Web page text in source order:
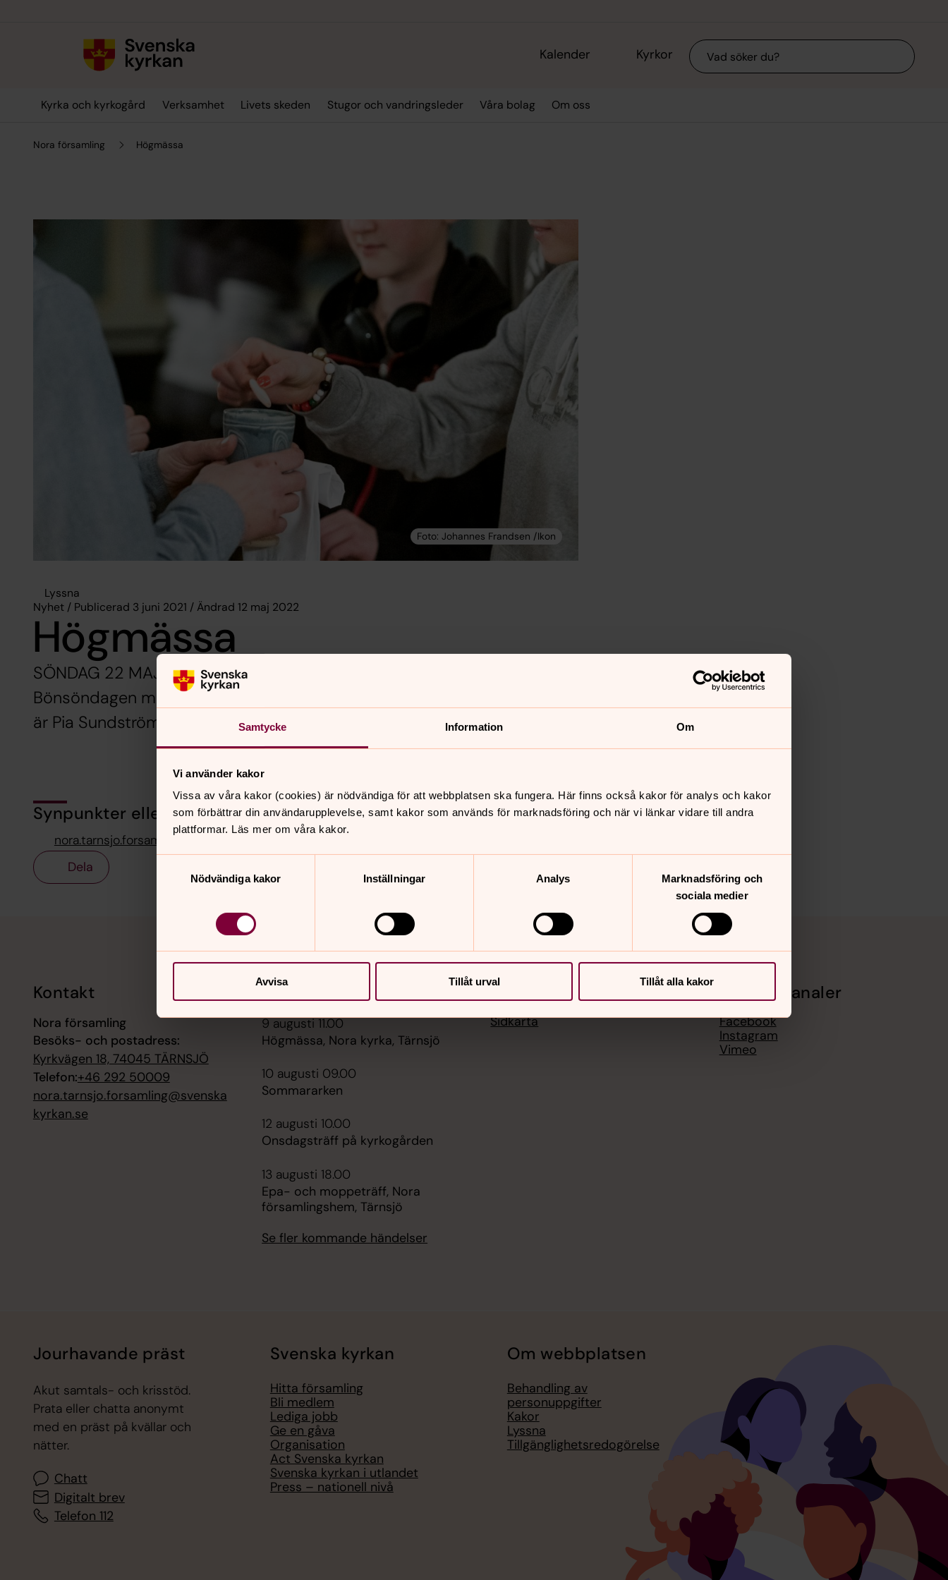
Samtycke Information Om
Vi använder kakor
Vissa av våra kakor (cookies) är nödvändiga för att webbplatsen ska fungera. Här finns också kakor för analys och kakor
som förbättrar din användarupplevelse, samt kakor som används för marknadsföring och när vi länkar vidare till andra
plattformar. Läs mer om våra kakor.
Nödvändiga kakor
Inställningar Analys
Marknadsföring och
sociala medier
Avvisa Tillåt urval Tillåt alla kakor
Kalender Kyrkor Sök
Kyrka och kyrkogård Verksamhet Livets skeden Stugor och vandringsleder Våra bolag Om oss
Nora församling Högmässa
Lyssna
Nyhet / Publicerad 3 juni 2021 / Ändrad 12 maj 2022
Högmässa
SÖNDAG 22 MAJ 11.00 i Nora kyrka. Välkommen till högmässa på
Bönsöndagen med vår förra kyrkoherde Bengt Bengtsson. Musiker
är Pia Sundström. Söndagens tema är "Bönen". Välkommen!
Synpunkter eller frågor på sidans innehåll?
nora.tarnsjo.forsamling@svenskakyrkan.se
Dela
Kontakt
Nora församling
Besöks- och postadress:
Kyrkvägen 18, 74045 TÄRNSJÖ
Telefon:+46 292 50009
nora.tarnsjo.forsamling@svenska
kyrkan.se
Kalender
9 augusti 11.00
Högmässa, Nora kyrka, Tärnsjö
10 augusti 09.00
Sommararken
12 augusti 10.00
Onsdagsträff på kyrkogården
13 augusti 18.00
Epa- och moppeträff, Nora
församlingshem, Tärnsjö
Se fler kommande händelser
Hitta snabbt
Sidkarta
Sociala kanaler
Facebook
Instagram
Vimeo
Jourhavande präst
Akut samtals- och krisstöd.
Prata eller chatta anonymt
med en präst på kvällar och
nätter.
Chatt
Digitalt brev
Telefon 112
Svenska kyrkan
Hitta församling
Bli medlem
Lediga jobb
Ge en gåva
Organisation
Act Svenska kyrkan
Svenska kyrkan i utlandet
Press – nationell nivå
Om webbplatsen
Behandling av
personuppgifter
Kakor
Lyssna
Tillgänglighetsredogörelse